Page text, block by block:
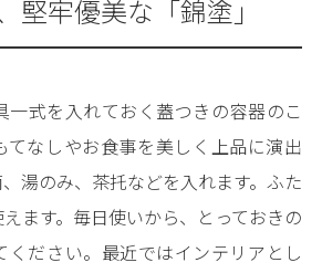
堅牢優美な「錦塗」
一式を入れておく蓋つきの容器のこ
てなしやお食事を美しく上品に演出
湯のみ、茶托などを入れます。ふた
ます。毎日使いから、とっておきの
ください。最近ではインテリアとし